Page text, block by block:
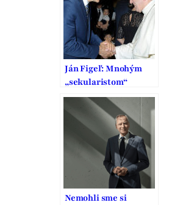
strachom
Ján Figeľ: Mnohým
„sekularistom“
prekáža, žeby sa
inštitúcie EÚ mali
systematicky
zaoberať
náboženstvom
Nemohli sme si